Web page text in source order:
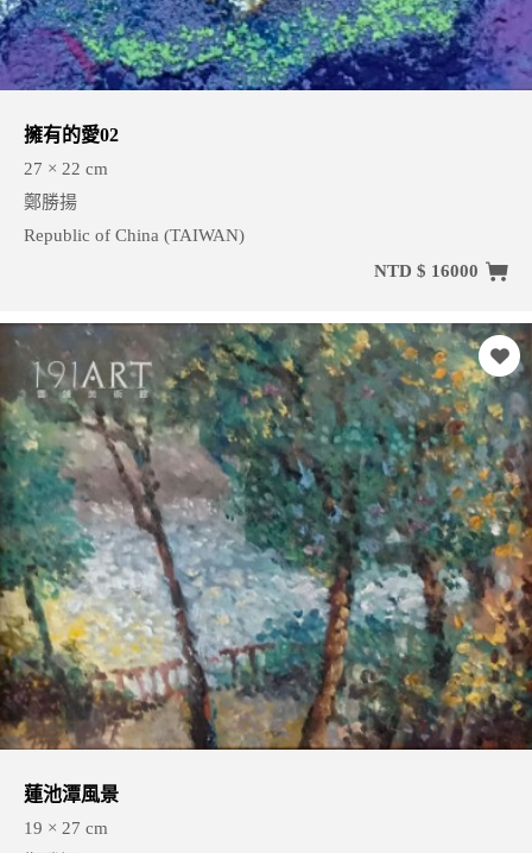
擁有的愛02
27 × 22 cm
鄭勝揚
Republic of China (TAIWAN)
NTD $ 16000
蓮池潭風景
19 × 27 cm